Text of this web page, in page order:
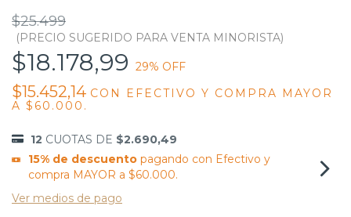
$25.499
$18.178,99 29% OFF
$15.452,14 CON
EFECTIVO Y COMPRA MAYOR
A $60.000.
12 CUOTAS DE $2.690,49
15% de descuentopagando con Efectivo y
compra MAYOR a $60.000.
Ver medios de pago